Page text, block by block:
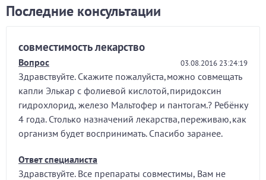
Последние консультации
совместимость лекарство
Вопрос 03.08.2016 23:24:19
Здравствуйте. Скажите пожалуйста,можно совмещать
капли Элькар с фолиевой кислотой,пиридоксин
гидрохлорид, железо Мальтофер и пантогам.? Ребёнку
4 года. Столько назначений лекарства,переживаю,как
организм будет воспринимать. Спасибо заранее.
Ответ специалиста
Здравствуйте. Все препараты совместимы, Вам не